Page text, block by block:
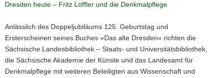
Dresden heute – Fritz Löffler und die Denkmalpflege
Anlässlich des Doppeljubiläums 125. Geburtstag und
Ersterscheinen seines Buches »Das alte Dresden« richten die
Sächsische Landesbibliothek – Staats- und Universitätsbibliothek,
die Sächsische Akademie der Künste und das Landesamt für
Denkmalpflege mit weiteren Beteiligten aus Wissenschaft und